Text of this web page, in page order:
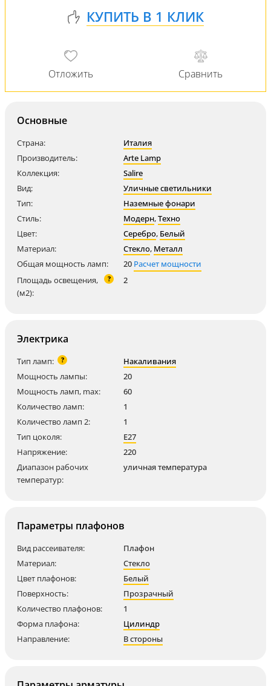
Основные
Страна:
Италия
Производитель:
Arte Lamp
Коллекция:
Salire
Вид:
Уличные светильники
Тип:
Наземные фонари
Стиль:
Модерн,Техно
Цвет:
Серебро, Белый
Материал:
Стекло, Металл
Общая мощность ламп:
20 Расчет мощности
Площадь освещения,
(м2):
? 2
Электрика
Тип ламп: ?
Накаливания
Мощность лампы:
20
Мощность ламп, max:
60
Количество ламп:
1
Количество ламп 2:
1
Тип цоколя:
E27
Напряжение:
220
Диапазон рабочих
температур:
уличная температура
Параметры плафонов
Вид рассеивателя:
Плафон
Материал:
Стекло
Цвет плафонов:
Белый
Поверхность:
Прозрачный
Количество плафонов:
1
Форма плафона:
Цилиндр
Направление:
В стороны